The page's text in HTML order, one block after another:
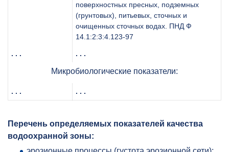
поверхностных пресных, подземных
(грунтовых), питьевых, сточных и
очищенных сточных водах. ПНД Ф
14.1:2:3:4.123-97
. . . . . .
Микробиологические показатели:
. . . . . .
Перечень определяемых показателей качества
водоохранной зоны: